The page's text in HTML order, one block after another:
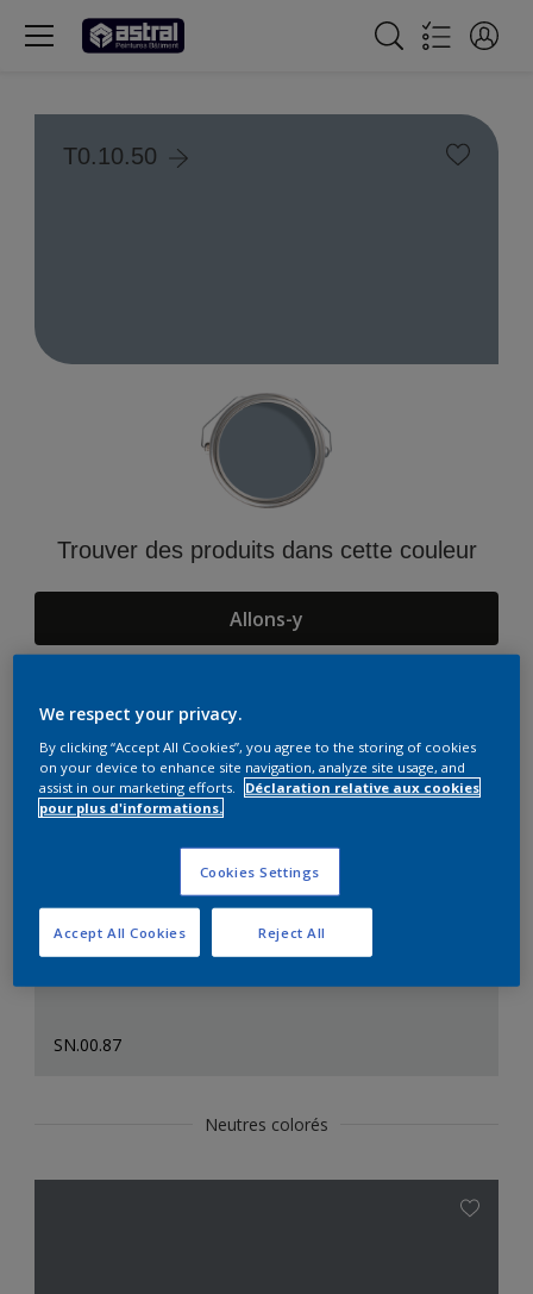
T0.10.50
Trouver des produits dans cette couleur
Allons-y
Suggestions d'Harmonies
SN.00.87
Neutres colorés
We respect your privacy.
By clicking “Accept All Cookies”, you agree to the storing of cookies
on your device to enhance site navigation, analyze site usage, and
assist in our marketing efforts.
Déclaration relative aux cookies
pour plus d'informations.
Cookies Settings
Reject All
Accept All Cookies